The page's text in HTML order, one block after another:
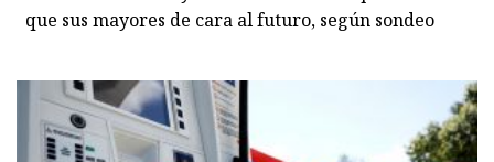
que sus mayores de cara al futuro, según sondeo